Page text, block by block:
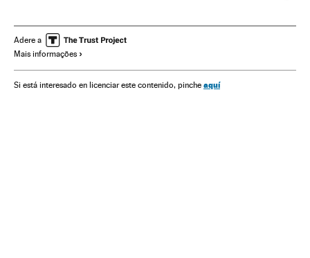
Acontecimentos Meteorologia
América Latina
Adere a
Mais informações
Si está interesado en licenciar este contenido, pinche aquí